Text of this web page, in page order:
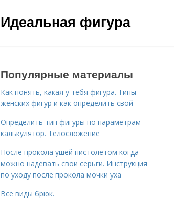
Идеальная фигура
Популярные материалы
Как понять, какая у тебя фигура. Типы
женских фигур и как определить свой
Определить тип фигуры по параметрам
калькулятор. Телосложение
После прокола ушей пистолетом когда
можно надевать свои серьги. Инструкция
по уходу после прокола мочки уха
Все виды брюк.